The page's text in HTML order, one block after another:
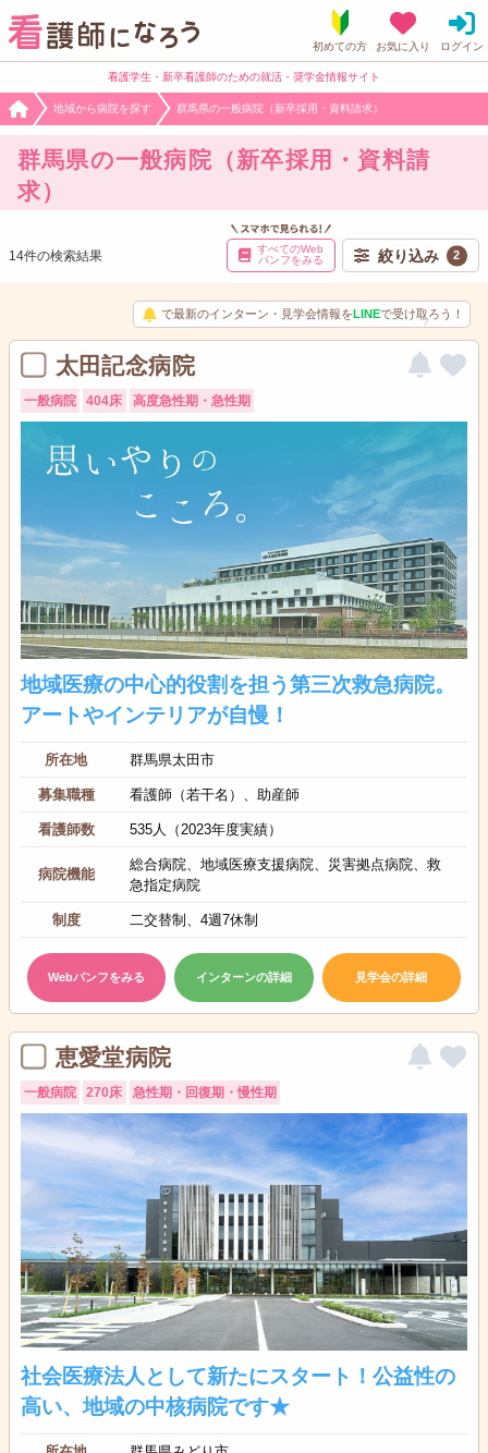
看護学生・新卒看護師のための就活・奨学金情報サイト
地域から病院を探す 群馬県の一般病院（新卒採用・資料請求）
群馬県の一般病院（新卒採用・資料請
求）
すべてのWeb
パンフをみる
絞り込み 2
14件の検索結果
で最新のインターン・見学会情報をLINEで受け取ろう！
太田記念病院
一般病院 404床 高度急性期・急性期
地域医療の中心的役割を担う第三次救急病院。
アートやインテリアが自慢！
所在地 群馬県太田市
募集職種 看護師（若干名）、助産師
看護師数 535人（2023年度実績）
病院機能
総合病院、地域医療支援病院、災害拠点病院、救
急指定病院
制度 二交替制、4週7休制
Webパンフをみる インターンの詳細 見学会の詳細
恵愛堂病院
一般病院 270床 急性期・回復期・慢性期
社会医療法人として新たにスタート！公益性の
高い、地域の中核病院です★